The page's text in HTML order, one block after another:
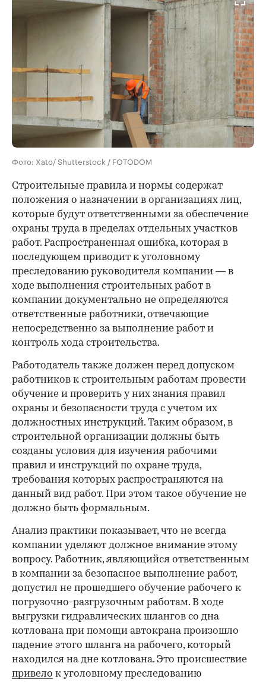
Фото: Xato/ Shutterstock / FOTODOM
Строительные правила и нормы содержат
положения о назначении в организациях лиц,
которые будут ответственными за обеспечение
охраны труда в пределах отдельных участков
работ. Распространенная ошибка, которая в
последующем приводит к уголовному
преследованию руководителя компании — в
ходе выполнения строительных работ в
компании документально не определяются
ответственные работники, отвечающие
непосредственно за выполнение работ и
контроль хода строительства.
Работодатель также должен перед допуском
работников к строительным работам провести
обучение и проверить у них знания правил
охраны и безопасности труда с учетом их
должностных инструкций. Таким образом, в
строительной организации должны быть
созданы условия для изучения рабочими
правил и инструкций по охране труда,
требования которых распространяются на
данный вид работ. При этом такое обучение не
должно быть формальным.
Анализ практики показывает, что не всегда
компании уделяют должное внимание этому
вопросу. Работник, являющийся ответственным
в компании за безопасное выполнение работ,
допустил не прошедшего обучение рабочего к
погрузочно-разгрузочным работам. В ходе
выгрузки гидравлических шлангов со дна
котлована при помощи автокрана произошло
падение этого шланга на рабочего, который
находился на дне котлована. Это происшествие
привело к уголовному преследованию